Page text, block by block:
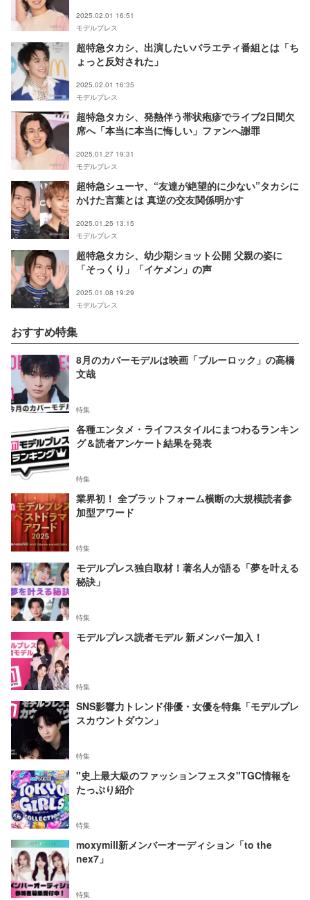
2025.02.01 16:51
モデルプレス
超特急タカシ、出演したいバラエティ番組とは「ち
ょっと反対された」
2025.02.01 16:35
モデルプレス
超特急タカシ、発熱伴う帯状疱疹でライブ2日間欠
席へ「本当に本当に悔しい」ファンへ謝罪
2025.01.27 19:31
モデルプレス
超特急シューヤ、“友達が絶望的に少ない”タカシに
かけた言葉とは 真逆の交友関係明かす
2025.01.25 13:15
モデルプレス
超特急タカシ、幼少期ショット公開 父親の姿に
「そっくり」「イケメン」の声
2025.01.08 19:29
モデルプレス
おすすめ特集
8月のカバーモデルは映画「ブルーロック」の高橋
文哉
特集
各種エンタメ・ライフスタイルにまつわるランキン
グ＆読者アンケート結果を発表
特集
業界初！ 全プラットフォーム横断の大規模読者参
加型アワード
特集
モデルプレス独自取材！著名人が語る「夢を叶える
秘訣」
特集
モデルプレス読者モデル 新メンバー加入！
特集
SNS影響力トレンド俳優・女優を特集「モデルプレ
スカウントダウン」
特集
"史上最大級のファッションフェスタ"TGC情報を
たっぷり紹介
特集
moxymill新メンバーオーディション「to the
nex7」
特集